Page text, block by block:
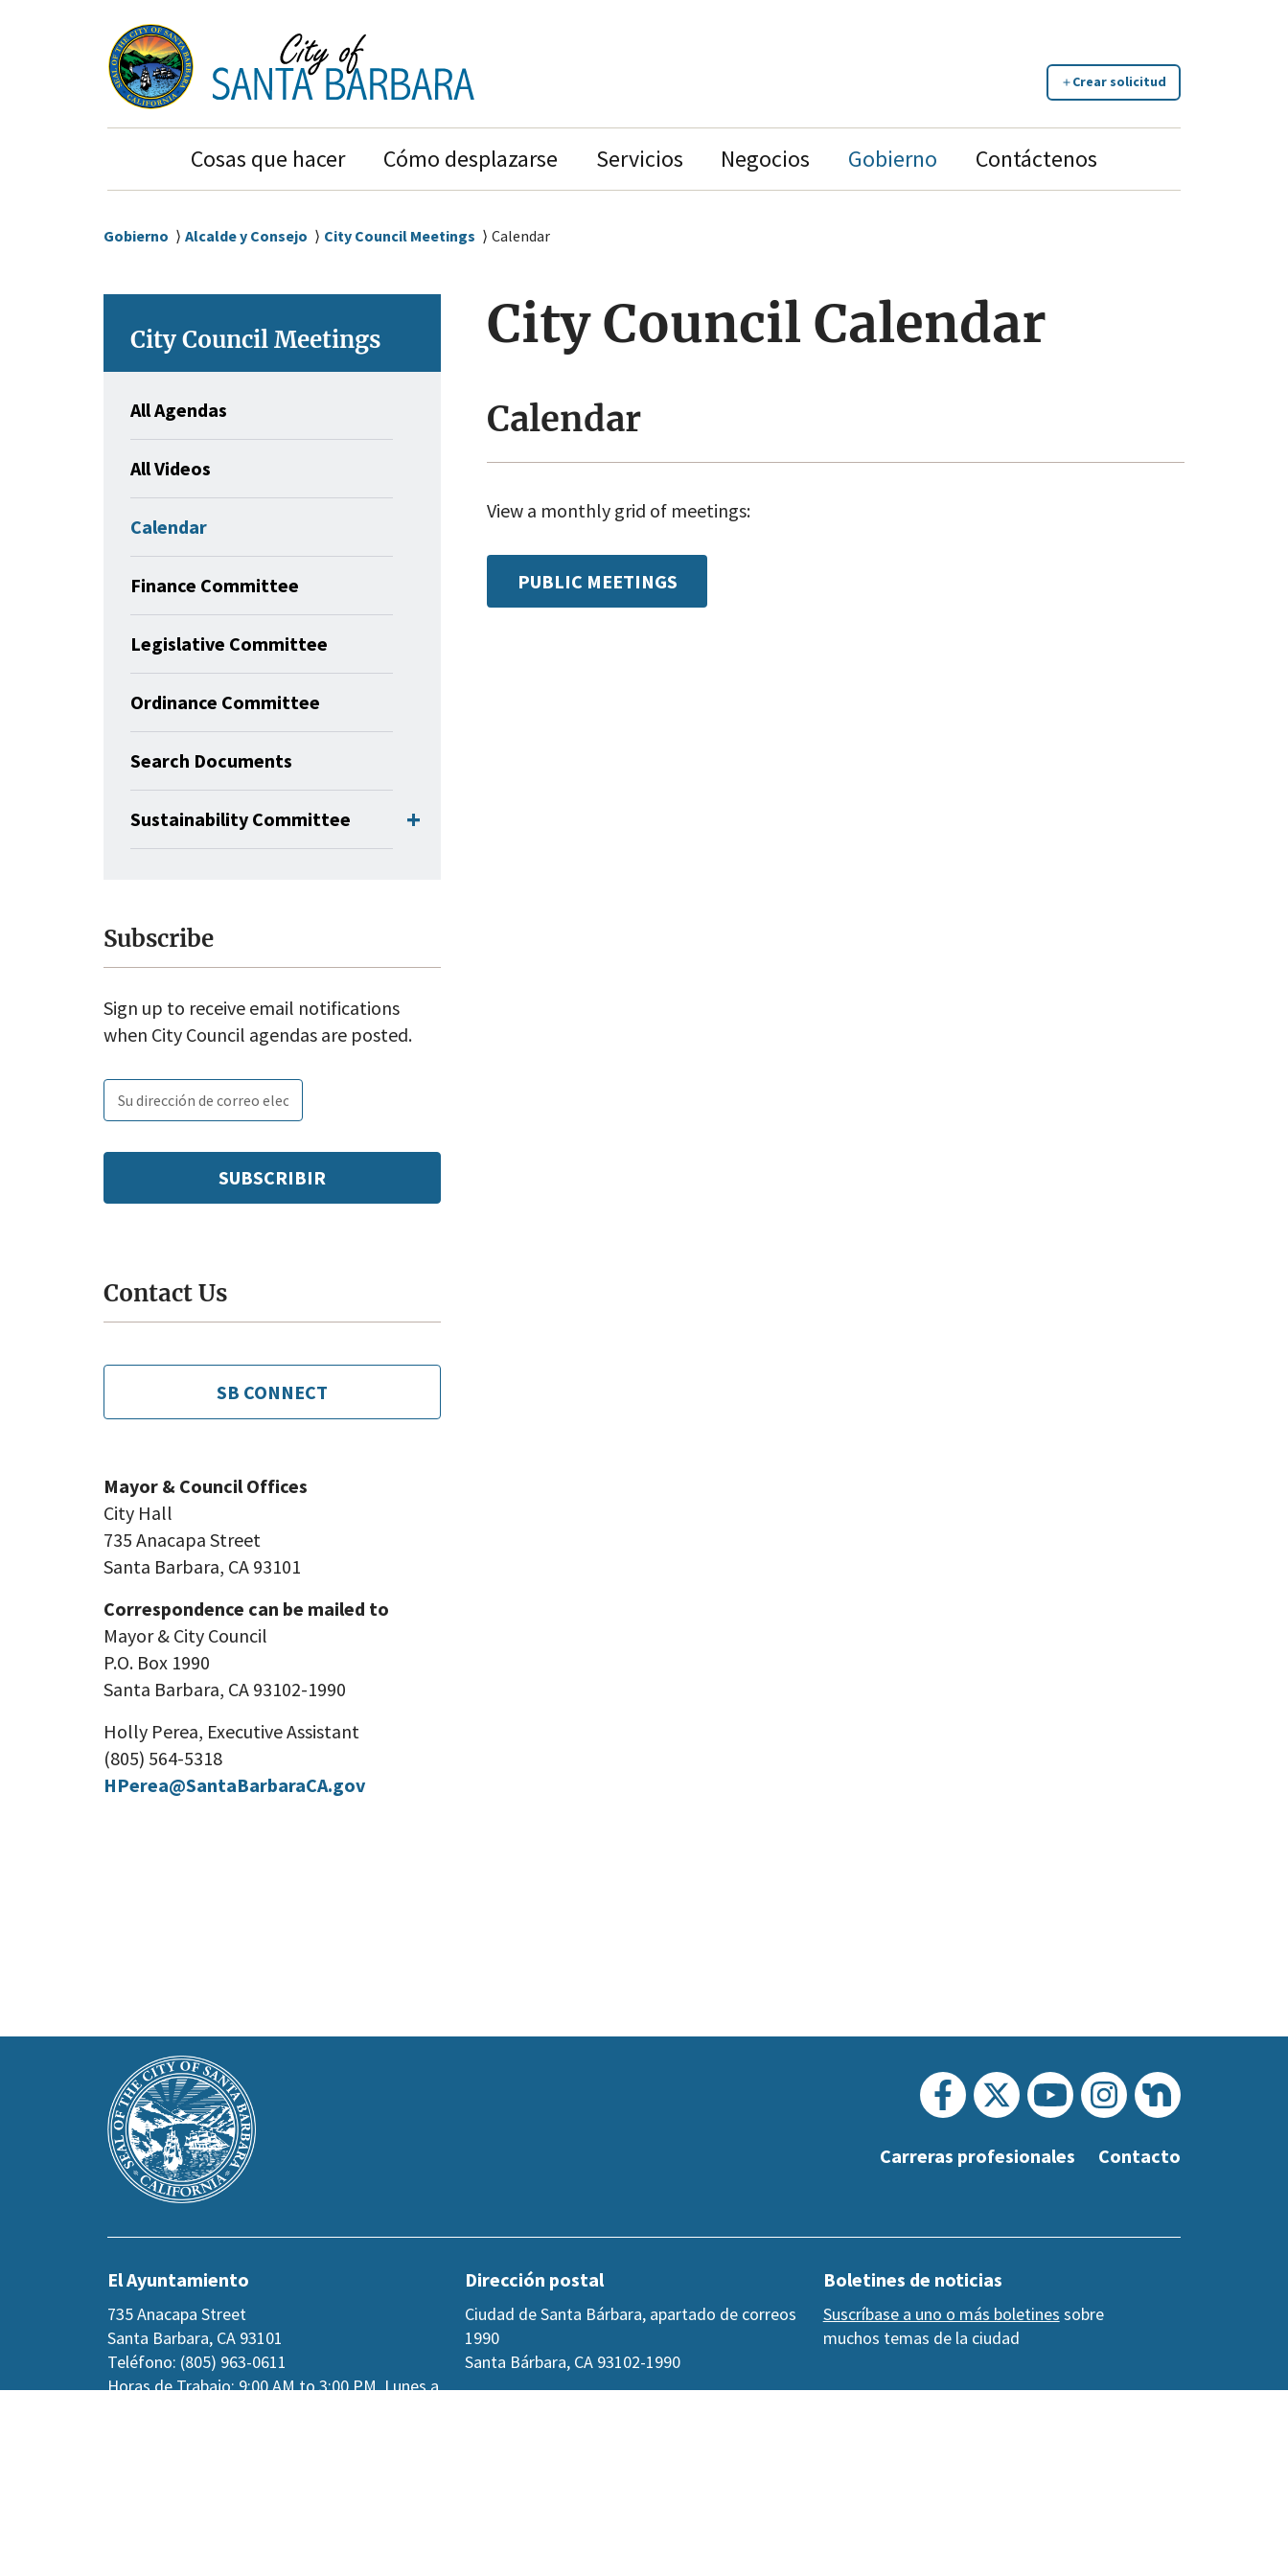
Crear solicitud
Main
Navigation
Cosas que hacer Cómo desplazarse Servicios Negocios Gobierno Contáctenos
Sobrescribir
de
la
Gobierno Alcalde y Consejo City Council Meetings Calendar
City Council Meetings
All Agendas
All Videos
Calendar
Finance Committee
Legislative Committee
Ordinance Committee
Search Documents
Sustainability Committee
Subscribe
Sign up to receive email notifications
when City Council agendas are posted.
Email
subscription
settings
Subscribe
tags
Enter
your
email:
Contact Us
SB CONNECT
Mayor & Council Offices
City Hall
735 Anacapa Street
Santa Barbara, CA 93101
Correspondence can be mailed to
Mayor & City Council
P.O. Box 1990
Santa Barbara, CA 93102-1990
Holly Perea, Executive Assistant
(805) 564-5318
HPerea@SantaBarbaraCA.gov
City Council Calendar
Calendar
View a monthly grid of meetings:
PUBLIC MEETINGS
Main
Footer
Carreras profesionales Contacto
El Ayuntamiento
735 Anacapa Street
Santa Barbara, CA 93101
Teléfono: (805) 963-0611
Horas de Trabajo: 9:00 AM to 3:00 PM, Lunes a
Dirección postal
Ciudad de Santa Bárbara, apartado de correos
1990
Santa Bárbara, CA 93102-1990
Boletines de noticias
Suscríbase a uno o más boletines sobre
muchos temas de la ciudad